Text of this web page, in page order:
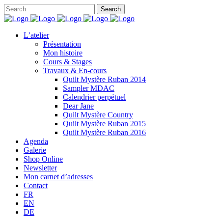
L’atelier
Présentation
Mon histoire
Cours & Stages
Travaux & En-cours
Quilt Mystère Ruban 2014
Sampler MDAC
Calendrier perpétuel
Dear Jane
Quilt Mystère Country
Quilt Mystère Ruban 2015
Quilt Mystère Ruban 2016
Agenda
Galerie
Shop Online
Newsletter
Mon carnet d’adresses
Contact
FR
EN
DE